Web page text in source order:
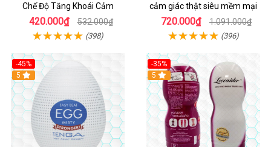
Chế Độ Tăng Khoái Cảm
420.000₫ 532.000₫
(398)
cảm giác thật siêu mềm mại
720.000₫ 1.091.000₫
(396)
-45%
Hot
5
-35%
5